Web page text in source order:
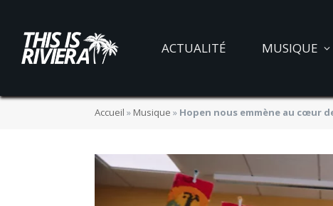
ACTUALITÉ MUSIQUE
Accueil » Musique » Hopen nous emmène au cœur